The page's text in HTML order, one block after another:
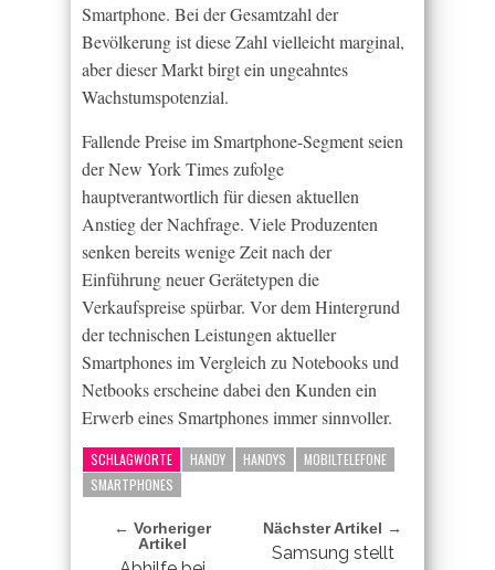
Smartphone. Bei der Gesamtzahl der
Bevölkerung ist diese Zahl vielleicht marginal,
aber dieser Markt birgt ein ungeahntes
Wachstumspotenzial.
Fallende Preise im Smartphone-Segment seien
der New York Times zufolge
hauptverantwortlich für diesen aktuellen
Anstieg der Nachfrage. Viele Produzenten
senken bereits wenige Zeit nach der
Einführung neuer Gerätetypen die
Verkaufspreise spürbar. Vor dem Hintergrund
der technischen Leistungen aktueller
Smartphones im Vergleich zu Notebooks und
Netbooks erscheine dabei den Kunden ein
Erwerb eines Smartphones immer sinnvoller.
SCHLAGWORTE HANDY HANDYS
MOBILTELEFONE
SMARTPHONES
← Vorheriger
Artikel
Nächster Artikel →
Samsung stellt